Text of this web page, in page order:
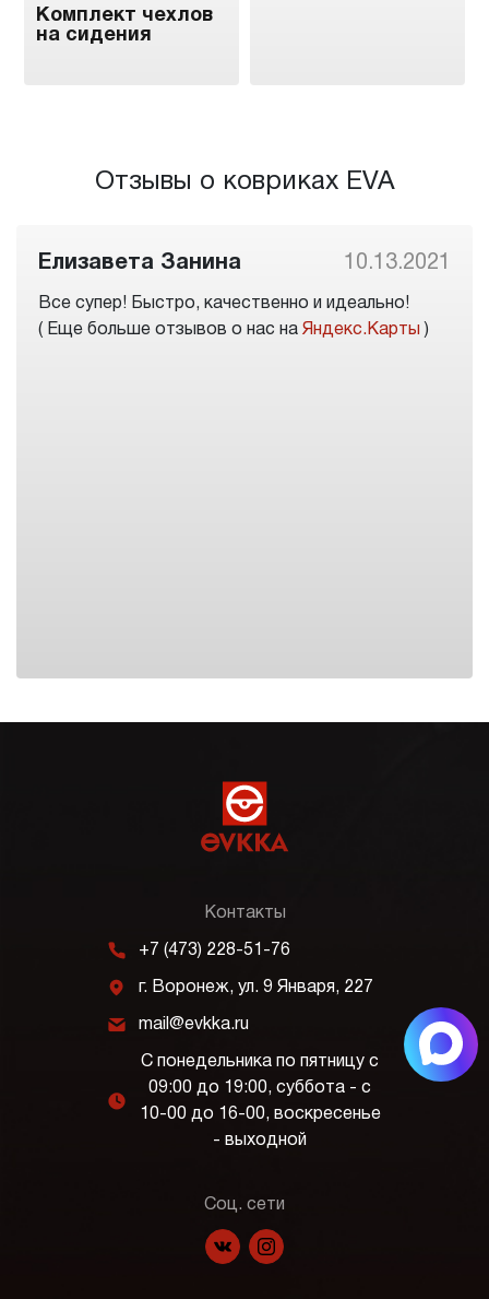
Комплект чехлов
на сидения
Отзывы о ковриках EVA
Елизавета Занина 10.13.2021
Все супер! Быстро, качественно и идеально!
( Еще больше отзывов о нас на Яндекс.Карты )
Контакты
m +7 (473) 228-51-76
j г. Воронеж, ул. 9 Января, 227
k mail@evkka.ru
l
С понедельника по пятницу с
09:00 до 19:00, суббота - с
10-00 до 16-00, воскресенье
- выходной
Соц. сети
f p